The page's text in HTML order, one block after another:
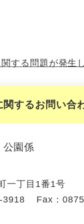
する問題が発生
関するお問い合
公園係
一丁目1番1号
3918
Fax：